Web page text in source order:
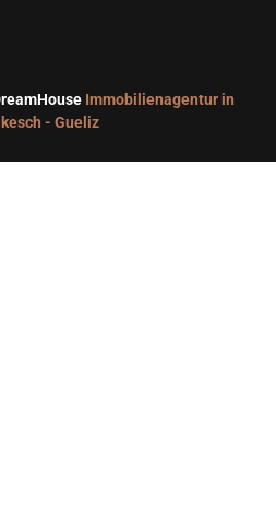
Immobilienagentur in
- Gueliz